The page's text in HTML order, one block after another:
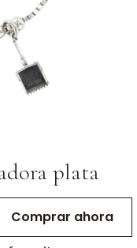
plata
Comprar ahora